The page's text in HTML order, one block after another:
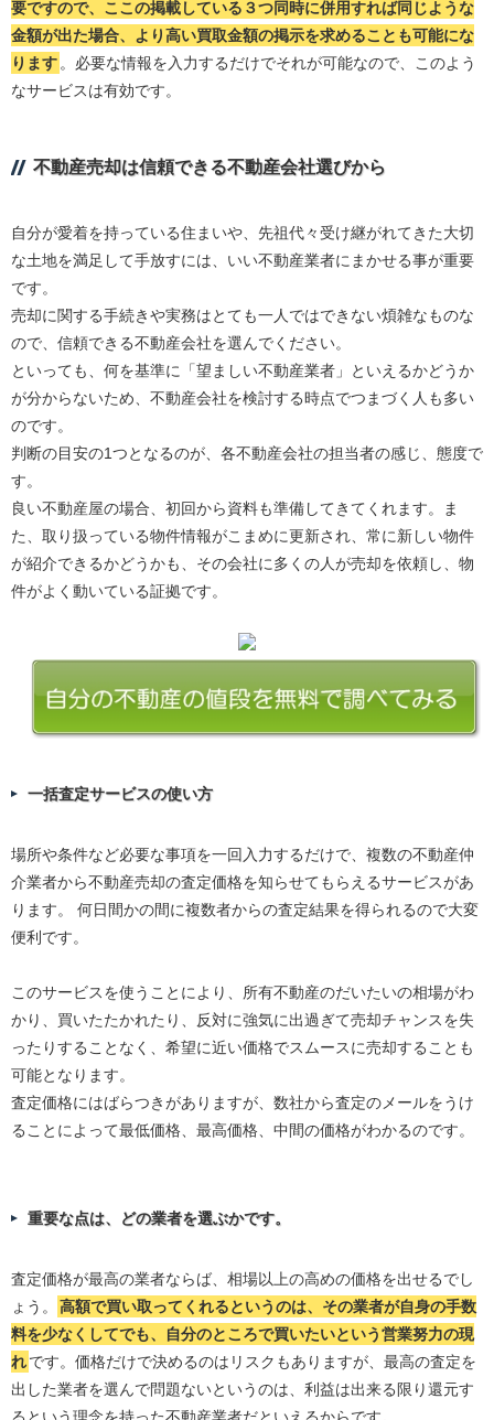
要ですので、ここの掲載している３つ同時に併用すれば同じような
金額が出た場合、より高い買取金額の掲示を求めることも可能にな
ります 。必要な情報を入力するだけでそれが可能なので、このよう
なサービスは有効です。
不動産売却は信頼できる不動産会社選びから
自分が愛着を持っている住まいや、先祖代々受け継がれてきた大切
な土地を満足して手放すには、いい不動産業者にまかせる事が重要
です。
売却に関する手続きや実務はとても一人ではできない煩雑なものな
ので、信頼できる不動産会社を選んでください。
といっても、何を基準に「望ましい不動産業者」といえるかどうか
が分からないため、不動産会社を検討する時点でつまづく人も多い
のです。
判断の目安の1つとなるのが、各不動産会社の担当者の感じ、態度で
す。
良い不動産屋の場合、初回から資料も準備してきてくれます。ま
た、取り扱っている物件情報がこまめに更新され、常に新しい物件
が紹介できるかどうかも、その会社に多くの人が売却を依頼し、物
件がよく動いている証拠です。
一括査定サービスの使い方
場所や条件など必要な事項を一回入力するだけで、複数の不動産仲
介業者から不動産売却の査定価格を知らせてもらえるサービスがあ
ります。 何日間かの間に複数者からの査定結果を得られるので大変
便利です。
このサービスを使うことにより、所有不動産のだいたいの相場がわ
かり、買いたたかれたり、反対に強気に出過ぎて売却チャンスを失
ったりすることなく、希望に近い価格でスムースに売却することも
可能となります。
査定価格にはばらつきがありますが、数社から査定のメールをうけ
ることによって最低価格、最高価格、中間の価格がわかるのです。
重要な点は、どの業者を選ぶかです。
査定価格が最高の業者ならば、相場以上の高めの価格を出せるでし
ょう。
高額で買い取ってくれるというのは、その業者が自身の手数
料を少なくしてでも、自分のところで買いたいという営業努力の現
れです。価格だけで決めるのはリスクもありますが、最高の査定を
出した業者を選んで問題ないというのは、利益は出来る限り還元す
るという理念を持った不動産業者だといえるからです。